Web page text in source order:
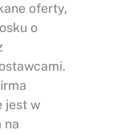
oferty,
o
jest w
na